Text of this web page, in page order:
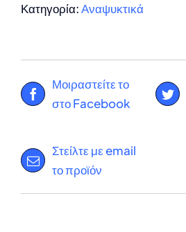
Κατηγορία:Αναψυκτικά
Μοιραστείτε το
στο Facebook
Στείλτε με email
το προϊόν